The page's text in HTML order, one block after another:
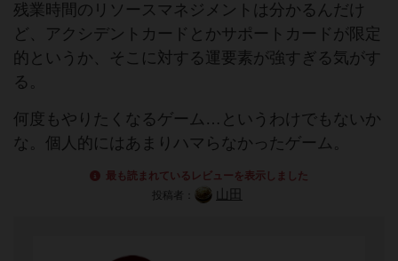
残業時間のリソースマネジメントは分かるんだけ
ど、アクシデントカードとかサポートカードが限定
的というか、そこに対する運要素が強すぎる気がす
る。
何度もやりたくなるゲーム…というわけでもないか
な。個人的にはあまりハマらなかったゲーム。
最も読まれているレビューを表示しました
投稿者：
山田